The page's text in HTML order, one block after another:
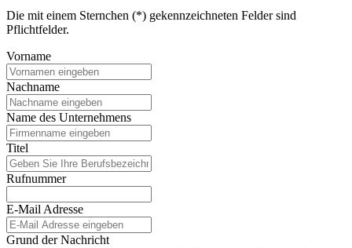
Die mit einem Sternchen (*) gekennzeichneten Felder sind
Pflichtfelder.
Vorname
Nachname
Name des Unternehmens
Titel
Rufnummer
E-Mail Adresse
Grund der Nachricht